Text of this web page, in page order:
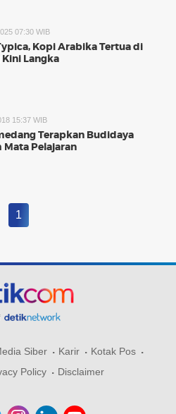
07:30 WIB
Kopi Arabika Tertua di
Langka
15:37 WIB
Terapkan Budidaya
Mata Pelajaran
1
Siber Karir
Kotak Pos
Policy Disclaimer